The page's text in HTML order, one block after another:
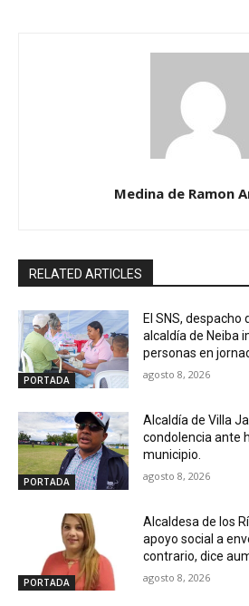
Medina de Ramon
RELATED ARTICLES
PORTADA
El SNS,
alcaldía de Neiba
personas en
agosto 8, 2026
PORTADA
Alcaldía de Villa
condolencia ante
municipio.
agosto 8, 2026
PORTADA
Alcaldesa de los
apoyo social a
contrario, dice
agosto 8, 2026